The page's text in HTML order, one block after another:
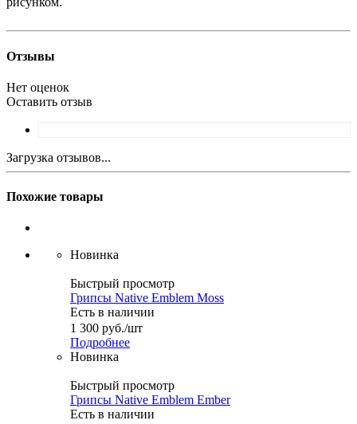
Отзывы
Нет оценок
Оставить отзыв
Загрузка отзывов...
Похожие товары
Новинка
Быстрый просмотр
Грипсы Native Emblem Moss
Есть в наличии
1 300 руб./шт
Подробнее
Новинка
Быстрый просмотр
Грипсы Native Emblem Ember
Есть в наличии